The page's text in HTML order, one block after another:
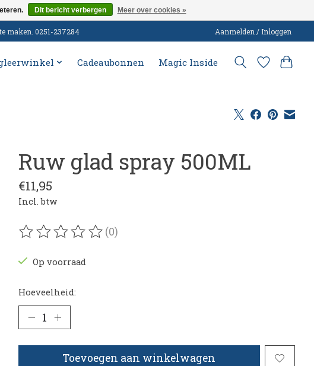
maken. 0251-237284 Aanmelden / Inloggen
Cadeaubonnen Magic Inside
Ruw glad spray 500ML
€11,95
Incl. btw
De beoordeling van dit product is
(0)
Op voorraad
Hoeveelheid:
Toevoegen aan winkelwagen
Dit bericht verbergen Meer over cookies »